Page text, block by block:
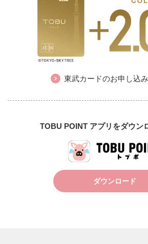
東武カードのお申し込
TOBU POINT アプリをダウン
ダウンロード